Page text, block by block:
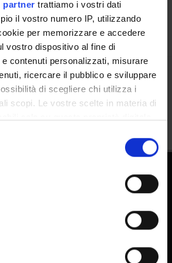
partner trattiamo i vostri dati
il vostro numero IP, utilizzando
per memorizzare e accedere
vostro dispositivo al fine di
contenuti personalizzati, misurare
ricercare il pubblico e sviluppare
di scegliere chi utilizza i
scopi. Le vostre scelte in materia di
il proprio consenso in qualsiasi
sui cookie o facendo clic
sulla tua posizione
un'approssimazione di qualche
tuo dispositivo, scansionandolo
Condividi